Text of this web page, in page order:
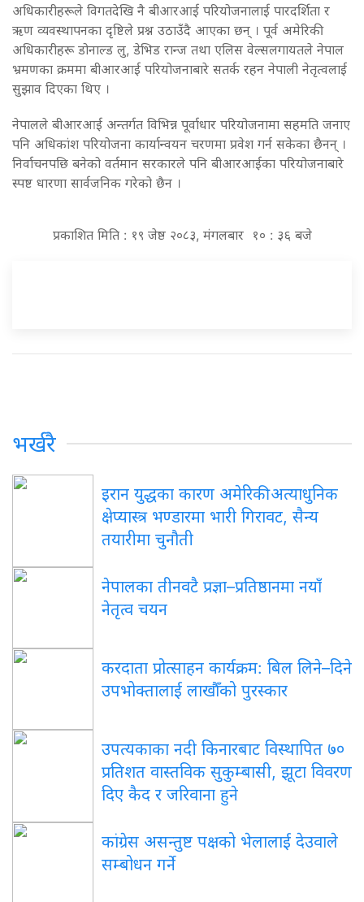
अधिकारीहरूले विगतदेखि नै बीआरआई परियोजनालाई पारदर्शिता र
ऋण व्यवस्थापनका दृष्टिले प्रश्न उठाउँदै आएका छन् । पूर्व अमेरिकी
अधिकारीहरू डोनाल्ड लु, डेभिड रान्ज तथा एलिस वेल्सलगायतले नेपाल
भ्रमणका क्रममा बीआरआई परियोजनाबारे सतर्क रहन नेपाली नेतृत्वलाई
सुझाव दिएका थिए ।
नेपालले बीआरआई अन्तर्गत विभिन्न पूर्वाधार परियोजनामा सहमति जनाए
पनि अधिकांश परियोजना कार्यान्वयन चरणमा प्रवेश गर्न सकेका छैनन् ।
निर्वाचनपछि बनेको वर्तमान सरकारले पनि बीआरआईका परियोजनाबारे
स्पष्ट धारणा सार्वजनिक गरेको छैन ।
प्रकाशित मिति : १९ जेष्ठ २०८३, मंगलबार १० : ३६ बजे
भर्खरै
इरान युद्धका कारण अमेरिकी अत्याधुनिक
क्षेप्यास्त्र भण्डारमा भारी गिरावट, सैन्य
तयारीमा चुनौती
नेपालका तीनवटै प्रज्ञा–प्रतिष्ठानमा नयाँ
नेतृत्व चयन
करदाता प्रोत्साहन कार्यक्रम: बिल लिने–दिने
उपभोक्तालाई लाखौँको पुरस्कार
उपत्यकाका नदी किनारबाट विस्थापित ७०
प्रतिशत वास्तविक सुकुम्बासी, झूटा विवरण
दिए कैद र जरिवाना हुने
कांग्रेस असन्तुष्ट पक्षको भेलालाई देउवाले
सम्बोधन गर्ने